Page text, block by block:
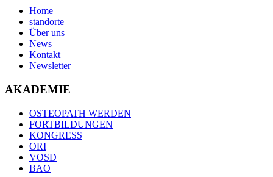
Home
standorte
Über uns
News
Kontakt
Newsletter
AKADEMIE
OSTEOPATH WERDEN
FORTBILDUNGEN
KONGRESS
ORI
VOSD
BAO